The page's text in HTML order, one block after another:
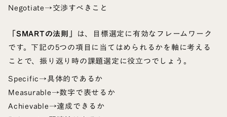
Negotiate→交渉すべきこと
「SMARTの法則」 は、目標選定に有効なフレームワーク
です。下記の5つの項目に当てはめられるかを軸に考える
ことで、振り返り時の課題選定に役立つでしょう。
Specific→具体的であるか
Measurable→数字で表せるか
Achievable→達成できるか